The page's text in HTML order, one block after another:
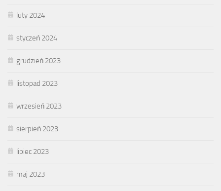
luty 2024
styczeń 2024
grudzień 2023
listopad 2023
wrzesień 2023
sierpień 2023
lipiec 2023
maj 2023